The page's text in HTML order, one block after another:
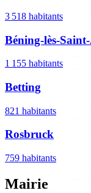
3 518 habitants
Béning-lès-
1 155 habitants
Betting
821 habitants
Rosbruck
759 habitants
Mairie